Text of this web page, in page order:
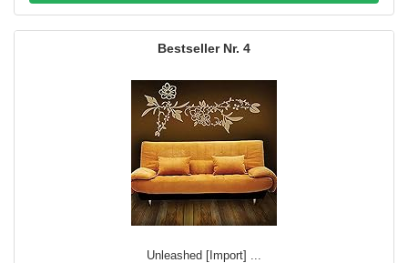
4
Unleashed [Import] ...